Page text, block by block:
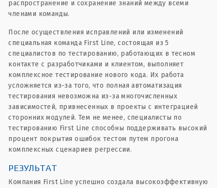
распространение и сохранение знаний между всеми
членами команды.
После осуществления исправлений или изменений
специальная команда First Line, состоящая из 5
специалистов по тестированию, работающих в тесном
контакте с разработчиками и клиентом, выполняет
комплексное тестирование нового кода. Их работа
усложняется из-за того, что полная автоматизация
тестирования невозможна из-за многочисленных
зависимостей, привнесенных в проекты с интеграцией
сторонних модулей. Тем не менее, специалисты по
тестированию First Line способны поддерживать высокий
процент покрытия ошибок тестом путем прогона
комплексных сценариев регрессии.
РЕЗУЛЬТАТ
Компания First Line успешно создала высокоэффективную